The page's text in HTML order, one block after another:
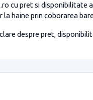
cu pret si
haine prin coborarea
despre pret,